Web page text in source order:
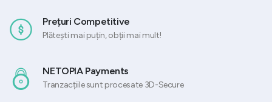
Prețuri Competitive
Plătești mai puțin, obții mai mult!
NETOPIA Payments
Tranzacțiile sunt procesate 3D-Secure